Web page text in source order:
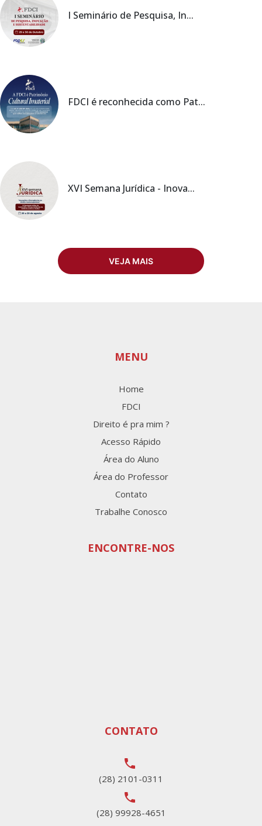
I Seminário de Pesquisa, In...
FDCI é reconhecida como Pat...
XVI Semana Jurídica - Inova...
VEJA MAIS
MENU
Home
FDCI
Direito é pra mim ?
Acesso Rápido
Área do Aluno
Área do Professor
Contato
Trabalhe Conosco
ENCONTRE-NOS
CONTATO
local_phone
(28) 2101-0311
local_phone
(28) 99928-4651